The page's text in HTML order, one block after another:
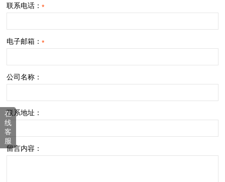
联系电话：*
电子邮箱：*
公司名称：
联系地址：
留言内容：
在
线
客
服